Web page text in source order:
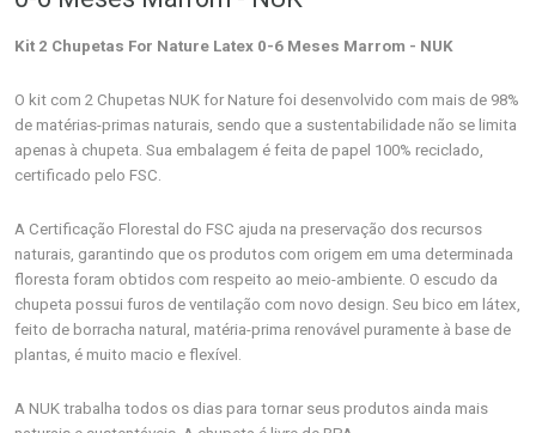
Kit 2 Chupetas For Nature Latex 0-6 Meses Marrom - NUK
O kit com 2 Chupetas NUK for Nature foi desenvolvido com mais de 98%
de matérias-primas naturais, sendo que a sustentabilidade não se limita
apenas à chupeta. Sua embalagem é feita de papel 100% reciclado,
certificado pelo FSC.
A Certificação Florestal do FSC ajuda na preservação dos recursos
naturais, garantindo que os produtos com origem em uma determinada
floresta foram obtidos com respeito ao meio-ambiente. O escudo da
chupeta possui furos de ventilação com novo design. Seu bico em látex,
feito de borracha natural, matéria-prima renovável puramente à base de
plantas, é muito macio e flexível.
A NUK trabalha todos os dias para tornar seus produtos ainda mais